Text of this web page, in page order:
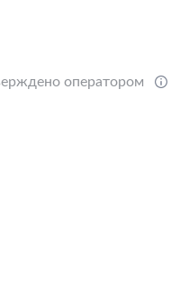
оператором